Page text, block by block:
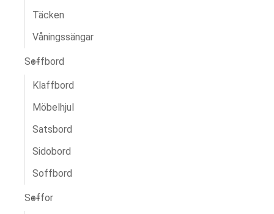
Täcken
Våningssängar
Soffbord
Klaffbord
Möbelhjul
Satsbord
Sidobord
Soffbord
Soffor